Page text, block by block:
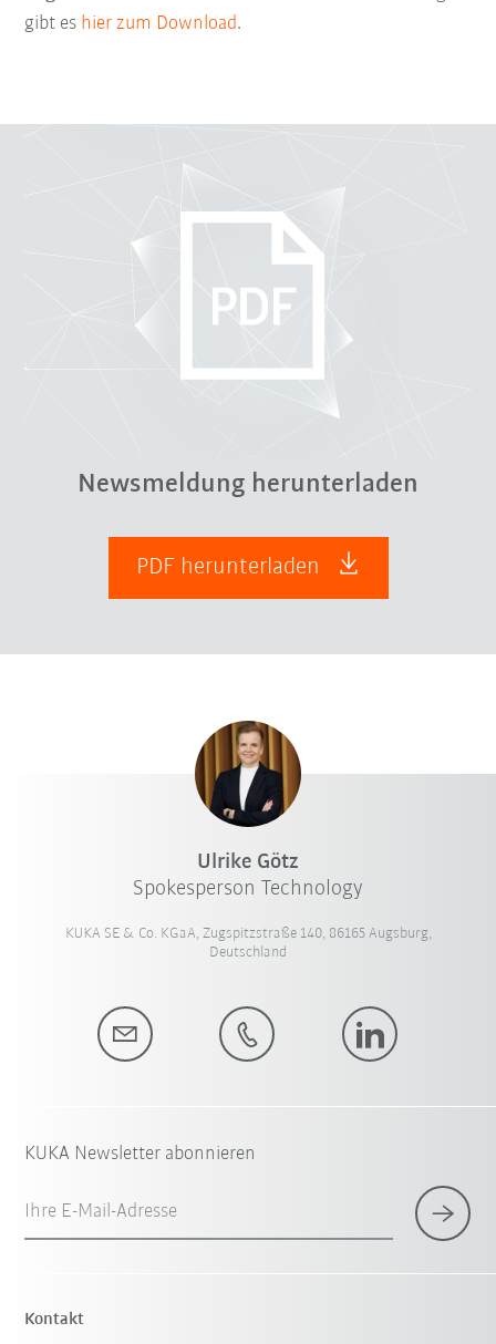
gibt es hier zum Download.
Newsmeldung herunterladen
PDF herunterladen
Ulrike Götz
Spokesperson Technology
KUKA SE & Co. KGaA, Zugspitzstraße 140, 86165 Augsburg,
Deutschland
KUKA Newsletter abonnieren
Ihre E-Mail-Adresse
Kontakt